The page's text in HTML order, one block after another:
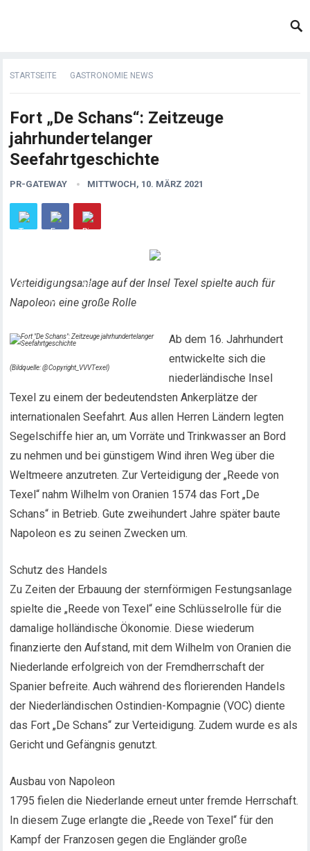
STARTSEITE GASTRONOMIE NEWS
Fort „De Schans“: Zeitzeuge
jahrhundertelanger
Seefahrtgeschichte
PR-GATEWAY MITTWOCH, 10. MÄRZ 2021
Verteidigungsanlage auf der Insel Texel spielte auch für
Napoleon eine große Rolle
(Bildquelle: @Copyright_VVVTexel)
Ab dem 16. Jahrhundert
entwickelte sich die
niederländische Insel
Texel zu einem der bedeutendsten Ankerplätze der
internationalen Seefahrt. Aus allen Herren Ländern legten
Segelschiffe hier an, um Vorräte und Trinkwasser an Bord
zu nehmen und bei günstigem Wind ihren Weg über die
Weltmeere anzutreten. Zur Verteidigung der „Reede von
Texel“ nahm Wilhelm von Oranien 1574 das Fort „De
Schans“ in Betrieb. Gute zweihundert Jahre später baute
Napoleon es zu seinen Zwecken um.
Schutz des Handels
Zu Zeiten der Erbauung der sternförmigen Festungsanlage
spielte die „Reede von Texel“ eine Schlüsselrolle für die
damalige holländische Ökonomie. Diese wiederum
finanzierte den Aufstand, mit dem Wilhelm von Oranien die
Niederlande erfolgreich von der Fremdherrschaft der
Spanier befreite. Auch während des florierenden Handels
der Niederländischen Ostindien-Kompagnie (VOC) diente
das Fort „De Schans“ zur Verteidigung. Zudem wurde es als
Gericht und Gefängnis genutzt.
Ausbau von Napoleon
1795 fielen die Niederlande erneut unter fremde Herrschaft.
In diesem Zuge erlangte die „Reede von Texel“ für den
Kampf der Franzosen gegen die Engländer große